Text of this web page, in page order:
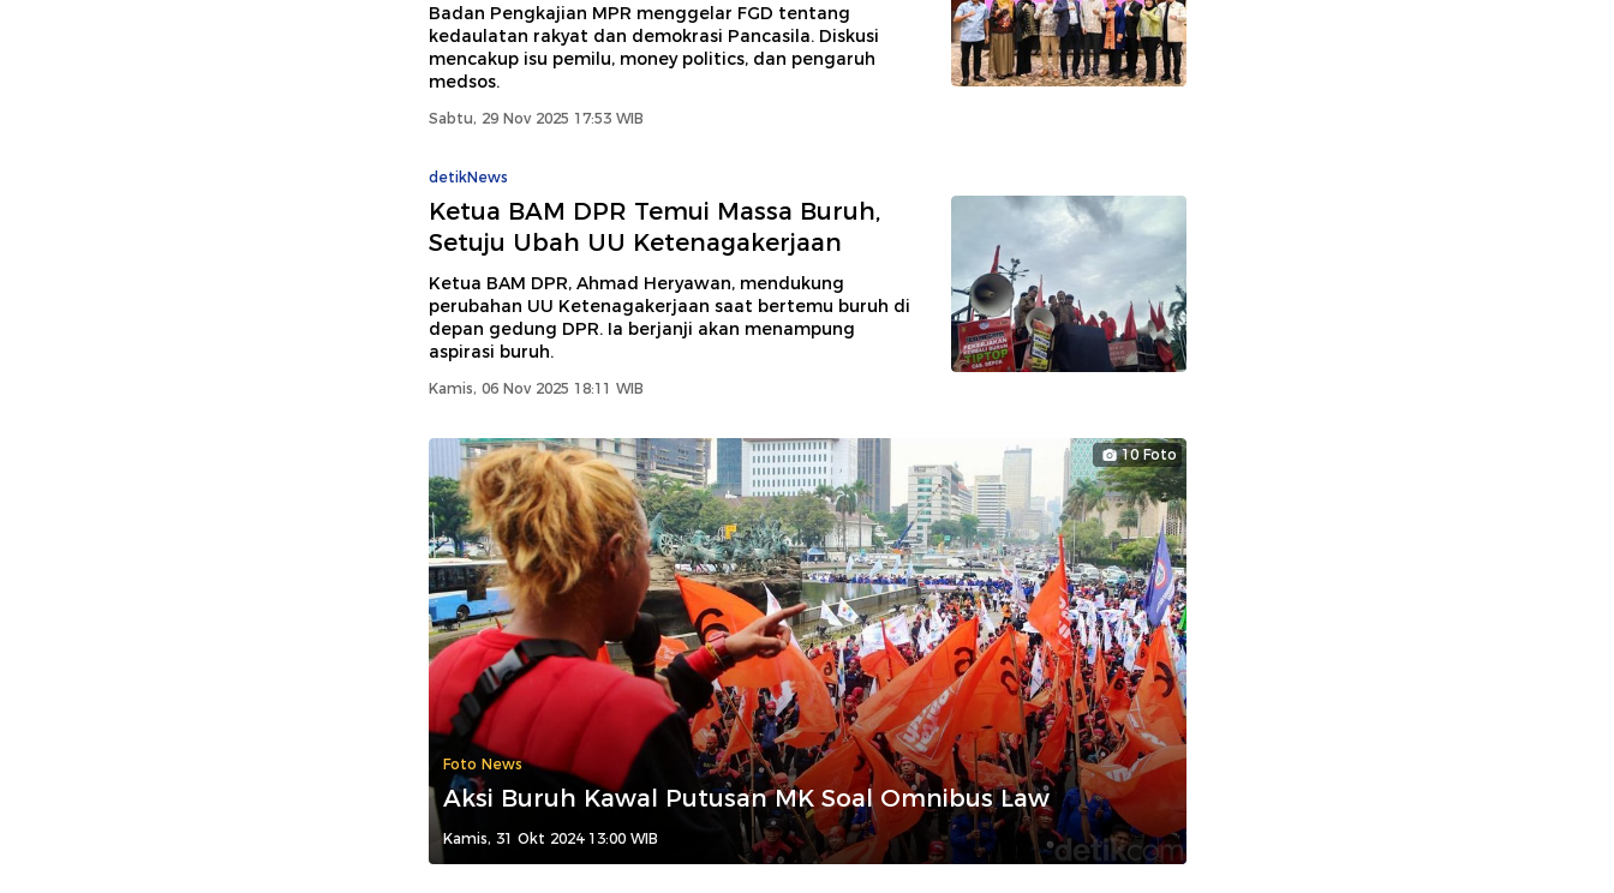
Badan Pengkajian MPR menggelar FGD tentang
kedaulatan rakyat dan demokrasi Pancasila. Diskusi
mencakup isu pemilu, money politics, dan pengaruh
medsos.
Sabtu, 29 Nov 2025 17:53 WIB
detikNews
Ketua BAM DPR Temui Massa Buruh,
Setuju Ubah UU Ketenagakerjaan
Ketua BAM DPR, Ahmad Heryawan, mendukung
perubahan UU Ketenagakerjaan saat bertemu buruh di
depan gedung DPR. Ia berjanji akan menampung
aspirasi buruh.
Kamis, 06 Nov 2025 18:11 WIB
10 Foto
Foto News
Aksi Buruh Kawal Putusan MK Soal Omnibus Law
Kamis, 31 Okt 2024 13:00 WIB